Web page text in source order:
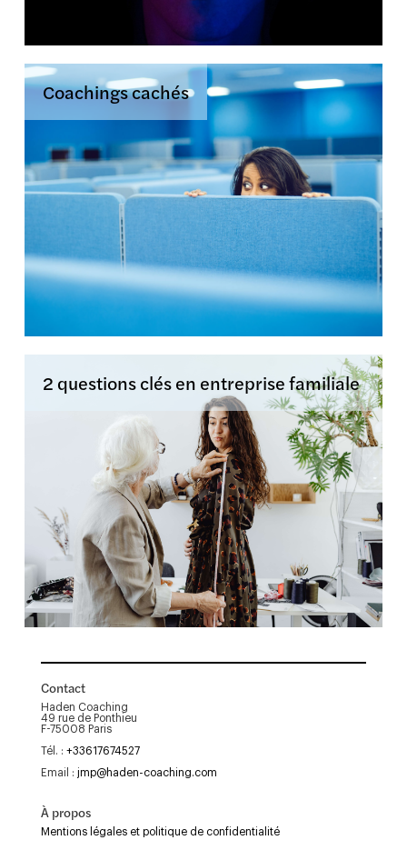
Coachings cachés
2 questions clés en entreprise familiale
Contact
Haden Coaching
49 rue de Ponthieu
F-75008 Paris
Tél. : +33617674527
Email : jmp@haden-coaching.com
À propos
Mentions légales et politique de confidentialité